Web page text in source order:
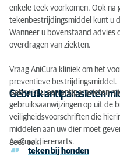
enkele teek voorkomen. Ook na
tekenbestrijdingsmiddel kunt u
Wanneer u bovenstaand advies
overdragen van ziekten.
Vraag AniCura kliniek om het
preventieve bestrijdingsmiddel.
Gebruik antiparasieten
Gebruikt u een antiparasieten
gebruiksaanwijzingen op uit de
veiligheidsvoorschriften die
middelen aan uw dier moet
AniCura dierenarts.
Lees ook:
teken bij honden